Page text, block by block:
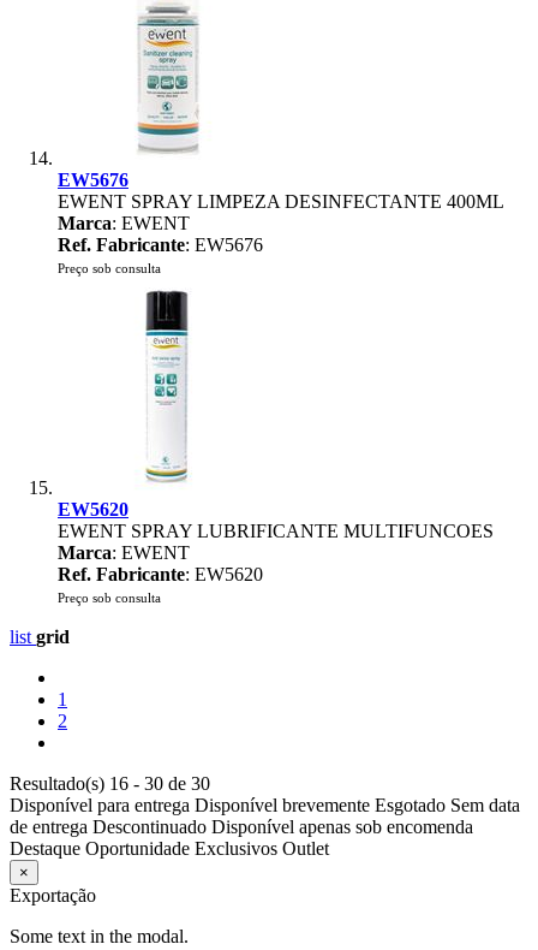
EW5676
EWENT SPRAY LIMPEZA DESINFECTANTE 400ML
Marca: EWENT
Ref. Fabricante: EW5676
Preço sob consulta
EW5620
EWENT SPRAY LUBRIFICANTE MULTIFUNCOES
Marca: EWENT
Ref. Fabricante: EW5620
Preço sob consulta
list grid
1
2
Resultado(s) 16 - 30 de 30
Disponível para entrega Disponível brevemente Esgotado Sem data
de entrega Descontinuado Disponível apenas sob encomenda
Destaque Oportunidade Exclusivos Outlet
×
Exportação
Some text in the modal.